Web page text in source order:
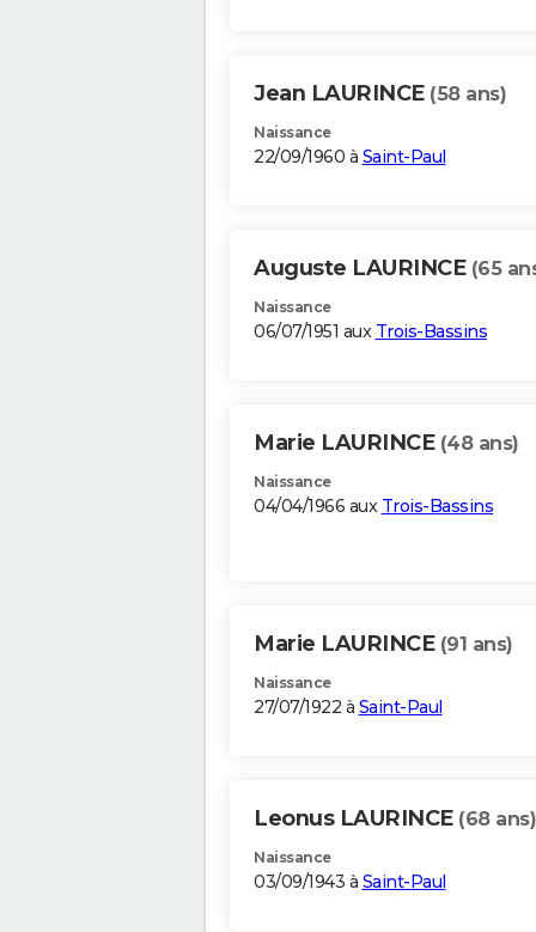
Jean LAURINCE (58 ans)
Naissance
22/09/1960 à Saint-Paul
Auguste LAURINCE (65
Naissance
06/07/1951 aux Trois-Bassins
Marie LAURINCE (48 ans)
Naissance
04/04/1966 aux Trois-Bassins
Marie LAURINCE (91 ans)
Naissance
27/07/1922 à Saint-Paul
Leonus LAURINCE (68 ans)
Naissance
03/09/1943 à Saint-Paul